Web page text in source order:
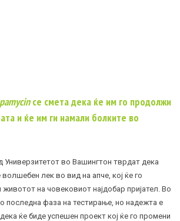
се смета дека ќе им го продолжи
и ќе им ги намали болките во
Универзитетот во Вашингтон тврдат дека
лек во вид на апче, кој ќе го
на човековиот најдобар пријател. Во
последна фаза на тестирање, но надежта е
ќе биде успешен проект кој ќе го промени